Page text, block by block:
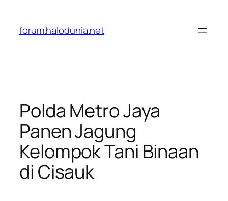
konten
forum.halodunia.net
Polda Metro Jaya
Panen Jagung
Kelompok Tani Binaan
di Cisauk